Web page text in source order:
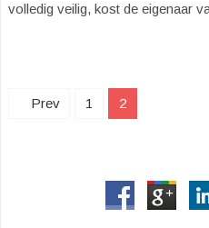
volledig veilig, kost de eigenaar
Prev 1 2